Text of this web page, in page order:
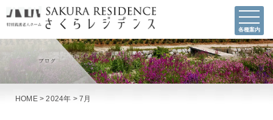
各種案内
HOME>2024年 >7月